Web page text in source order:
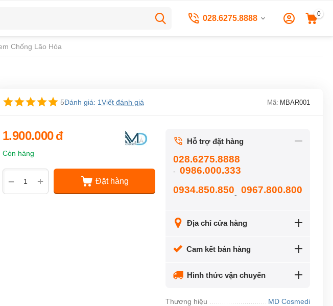
028.6275.8888 0
Chống Lão Hóa
5Đánh giá: 1Viết đánh giá Mã: MBAR001
1.900.000đ
Còn hàng
+
− Đặt hàng
Hỗ trợ đặt hàng
028.6275.8888
- 0986.000.333
0934.850.850- 0967.800.800
Địa chỉ cửa hàng
Cam kết bán hàng
Hình thức vận chuyển
Thương hiệu
MD Cosmedi